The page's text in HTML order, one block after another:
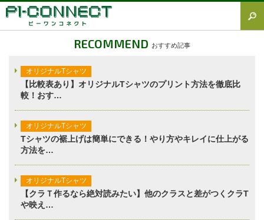
オリジナルTシャツ
オリジナルウェア
ブランド徹底解説
プラスワン
加工方法徹底解説
調査レポート
RECOMMEND おすすめ記事
オリジナルTシャツ
【比較表あり】オリジナルTシャツのプリント方法を徹底比
較！おす…
オリジナルTシャツ
Tシャツの裾上げは簡単にできる！やり方やキレイに仕上がる
方法を…
オリジナルTシャツ
【クラＴ作るなら絶対読みたい】他のクラスと差がつくクラT
や映え…